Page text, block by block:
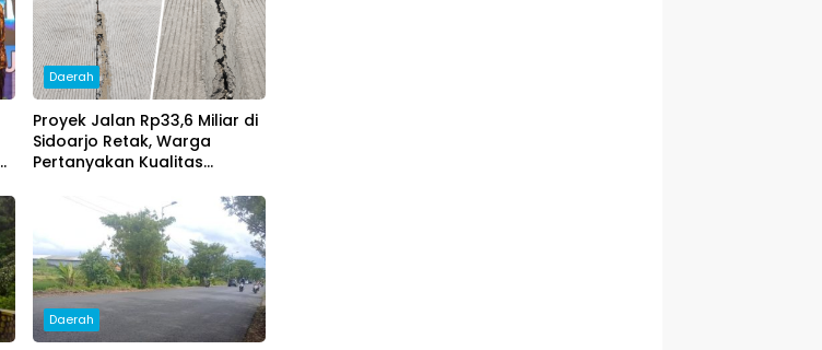
Daerah
Proyek Jalan Rp33,6 Miliar di
Sidoarjo Retak, Warga
Pertanyakan Kualitas
Daerah